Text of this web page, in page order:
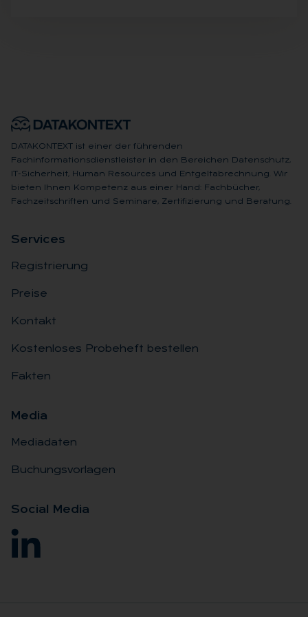
DATAKONTEXT ist einer der führenden
Fachinformationsdienstleister in den Bereichen Datenschutz,
IT-Sicherheit, Human Resources und Entgeltabrechnung. Wir
bieten Ihnen Kompetenz aus einer Hand: Fachbücher,
Fachzeitschriften und Seminare, Zertifizierung und Beratung.
Ser­vices
Registrierung
Preise
Kontakt
Kostenloses Probeheft bestellen
Fakten
Me­dia
Mediadaten
Buchungsvorlagen
So­ci­al Me­dia